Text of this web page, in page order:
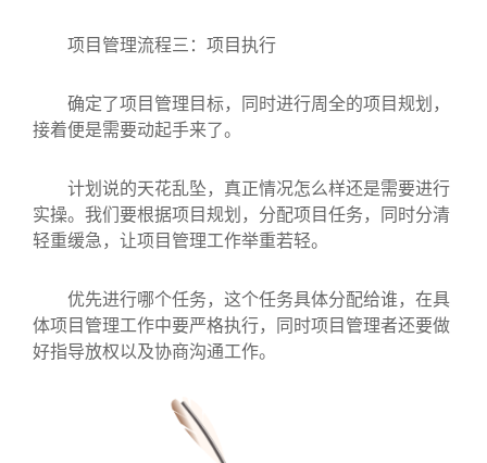
项目管理流程三：项目执行
确定了项目管理目标，同时进行周全的项目规划，
接着便是需要动起手来了。
计划说的天花乱坠，真正情况怎么样还是需要进行
实操。我们要根据项目规划，分配项目任务，同时分清
轻重缓急，让项目管理工作举重若轻。
优先进行哪个任务，这个任务具体分配给谁，在具
体项目管理工作中要严格执行，同时项目管理者还要做
好指导放权以及协商沟通工作。